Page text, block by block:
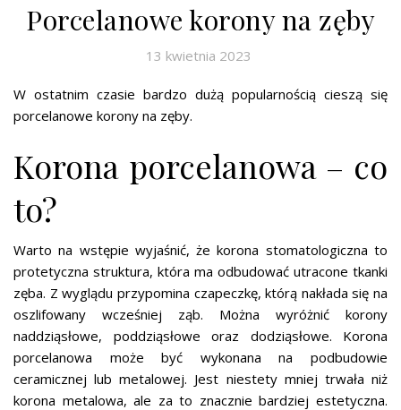
Porcelanowe korony na zęby
13 kwietnia 2023
W ostatnim czasie bardzo dużą popularnością cieszą się
porcelanowe korony na zęby.
Korona porcelanowa – co
to?
Warto na wstępie wyjaśnić, że korona stomatologiczna to
protetyczna struktura, która ma odbudować utracone tkanki
zęba. Z wyglądu przypomina czapeczkę, którą nakłada się na
oszlifowany wcześniej ząb. Można wyróżnić korony
naddziąsłowe, poddziąsłowe oraz dodziąsłowe. Korona
porcelanowa może być wykonana na podbudowie
ceramicznej lub metalowej. Jest niestety mniej trwała niż
korona metalowa, ale za to znacznie bardziej estetyczna.